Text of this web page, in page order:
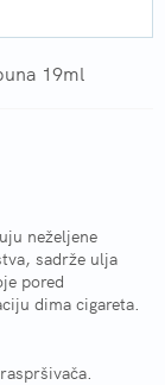
19ml
neželjene
sadrže ulja
pored
dima cigareta.